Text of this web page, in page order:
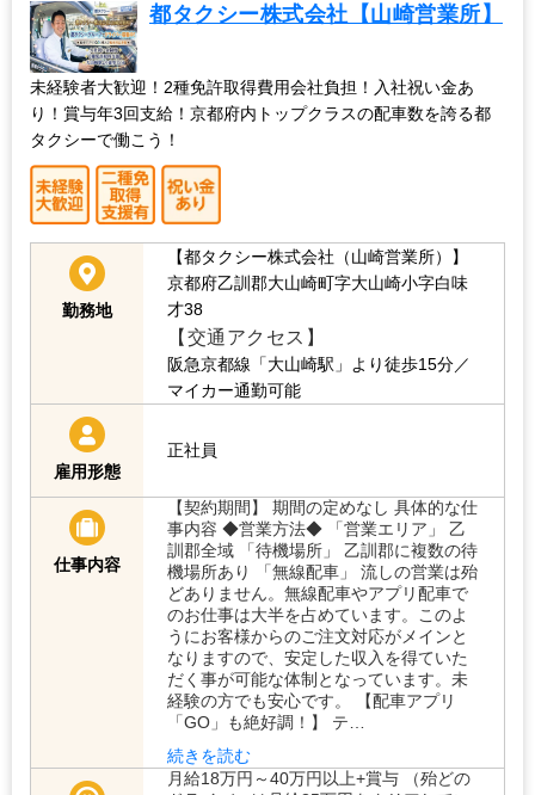
都タクシー株式会社【山崎営業所】
未経験者大歓迎！2種免許取得費用会社負担！入社祝い金あ
り！賞与年3回支給！京都府内トップクラスの配車数を誇る都
タクシーで働こう！
勤務地
【都タクシー株式会社（山崎営業所）】
京都府乙訓郡大山崎町字大山崎小字白味
才38
【交通アクセス】
阪急京都線「大山崎駅」より徒歩15分／
マイカー通勤可能
雇用形態
正社員
仕事内容
【契約期間】 期間の定めなし 具体的な仕
事内容 ◆営業方法◆ 「営業エリア」 乙
訓郡全域 「待機場所」 乙訓郡に複数の待
機場所あり 「無線配車」 流しの営業は殆
どありません。無線配車やアプリ配車で
のお仕事は大半を占めています。このよ
うにお客様からのご注文対応がメインと
なりますので、安定した収入を得ていた
だく事が可能な体制となっています。未
経験の方でも安心です。 【配車アプリ
「GO」も絶好調！】 テ…
続きを読む
月給18万円～40万円以上+賞与 （殆どの